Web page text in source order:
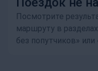
Посмотрите
маршруту в
без попутчиков»